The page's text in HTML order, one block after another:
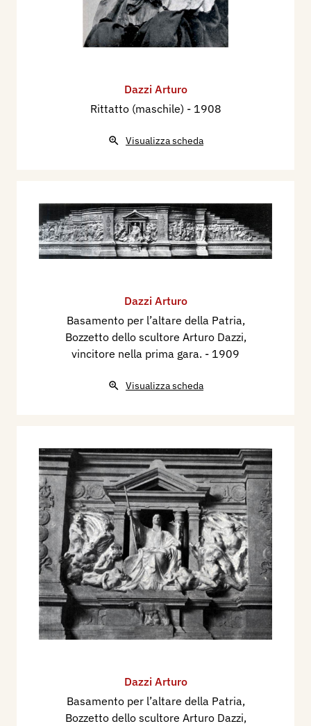
Dazzi Arturo
Rittatto (maschile) - 1908
Visualizza scheda
Dazzi Arturo
Basamento per l’altare della Patria,
Bozzetto dello scultore Arturo Dazzi,
vincitore nella prima gara. - 1909
Visualizza scheda
Dazzi Arturo
Basamento per l’altare della Patria,
Bozzetto dello scultore Arturo Dazzi,